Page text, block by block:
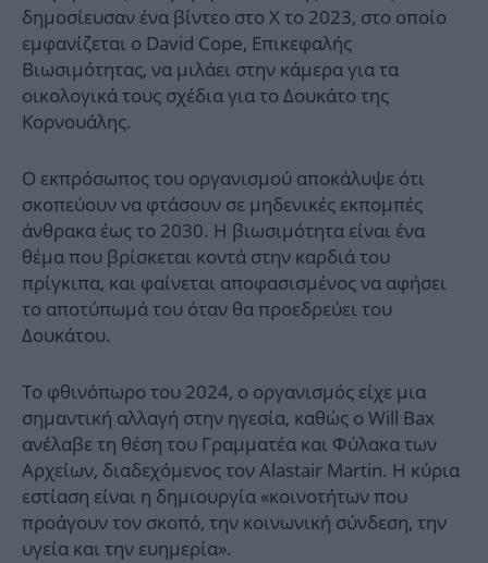
δημοσίευσαν ένα βίντεο στο X το 2023, στο οποίο
εμφανίζεται ο David Cope, Επικεφαλής
Βιωσιμότητας, να μιλάει στην κάμερα για τα
οικολογικά τους σχέδια για το Δουκάτο της
Κορνουάλης.
Ο εκπρόσωπος του οργανισμού αποκάλυψε ότι
σκοπεύουν να φτάσουν σε μηδενικές εκπομπές
άνθρακα έως το 2030. Η βιωσιμότητα είναι ένα
θέμα που βρίσκεται κοντά στην καρδιά του
πρίγκιπα, και φαίνεται αποφασισμένος να αφήσει
το αποτύπωμά του όταν θα προεδρεύει του
Δουκάτου.
Το φθινόπωρο του 2024, ο οργανισμός είχε μια
σημαντική αλλαγή στην ηγεσία, καθώς ο Will Bax
ανέλαβε τη θέση του Γραμματέα και Φύλακα των
Αρχείων, διαδεχόμενος τον Alastair Martin. Η κύρια
εστίαση είναι η δημιουργία «κοινοτήτων που
προάγουν τον σκοπό, την κοινωνική σύνδεση, την
υγεία και την ευημερία».